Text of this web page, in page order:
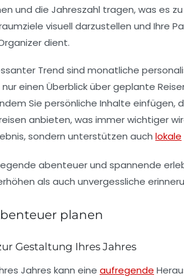
und die Jahreszahl tragen, was es
visuell darzustellen und Ihre
dient.
Trend sind monatliche
einen Überblick über geplante
Sie persönliche Inhalte
anbieten, was immer wichtiger
sondern unterstützen auch lokale
planen
Gestaltung Ihres Jahres
Jahres kann eine aufregende